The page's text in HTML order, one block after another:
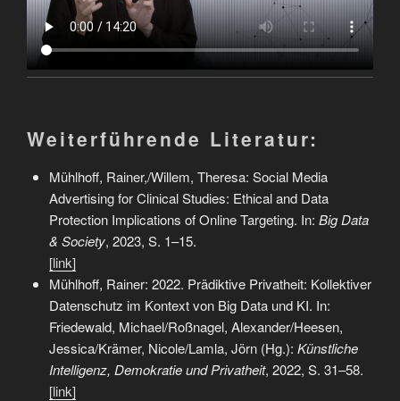
Weiterführende Literatur:
Mühlhoff, Rainer,/Willem, Theresa: Social Media
Advertising for Clinical Studies: Ethical and Data
Protection Implications of Online Targeting. In: Big Data
& Society, 2023, S. 1–15.
[link]
Mühlhoff, Rainer: 2022. Prädiktive Privatheit: Kollektiver
Datenschutz im Kontext von Big Data und KI. In:
Friedewald, Michael/Roßnagel, Alexander/Heesen,
Jessica/Krämer, Nicole/Lamla, Jörn (Hg.): Künstliche
Intelligenz, Demokratie und Privatheit, 2022, S. 31–58.
[link]